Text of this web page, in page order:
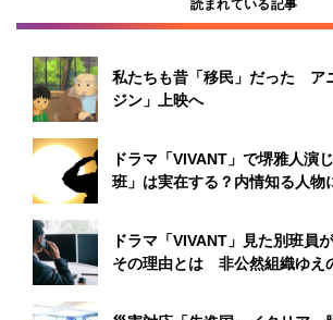
読まれている記事
私たちも昔「移民」だった ア
ジン」上映へ
ドラマ「VIVANT」で堺雅人演
班」は実在する？内情知る人物
ドラマ「VIVANT」見た別班員
その理由とは 非公然組織ゆえ